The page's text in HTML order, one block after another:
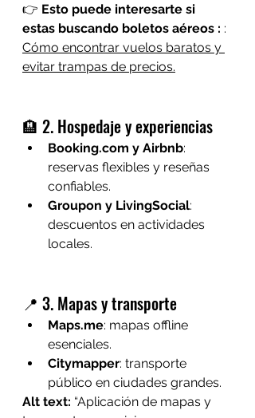
👉 Esto puede interesarte si
estas buscando boletos aéreos : :
Cómo encontrar vuelos baratos y
evitar trampas de precios.
🏨 2. Hospedaje y experiencias
Booking.com y Airbnb:
reservas flexibles y reseñas
confiables.
Groupon y LivingSocial:
descuentos en actividades
locales.
📍 3. Mapas y transporte
Maps.me: mapas offline
esenciales.
Citymapper: transporte
público en ciudades grandes.
Alt text: “Aplicación de mapas y